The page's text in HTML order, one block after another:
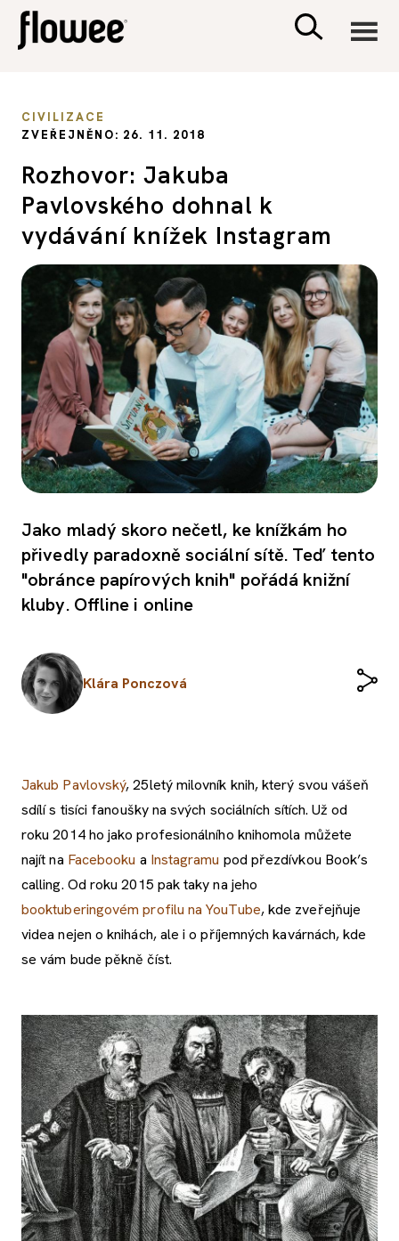
PSYCHOLOGIE
SEX A VZTAHY
PORADNA
CIVILIZACE
ZVEŘEJNĚNO: 26. 11. 2018
Rozhovor: Jakuba
Pavlovského dohnal k
vydávání knížek Instagram
Jako mladý skoro nečetl, ke knížkám ho
přivedly paradoxně sociální sítě. Teď tento
"obránce papírových knih" pořádá knižní
kluby. Offline i online
Klára Ponczová
Jakub Pavlovský, 25letý milovník knih, který svou vášeň
sdílí s tisíci fanoušky na svých sociálních sítích. Už od
roku 2014 ho jako profesionálního knihomola můžete
najít na Facebooku a Instagramu pod přezdívkou Book’s
calling. Od roku 2015 pak taky na jeho
booktuberingovém profilu na YouTube, kde zveřejňuje
videa nejen o knihách, ale i o příjemných kavárnách, kde
se vám bude pěkně číst.